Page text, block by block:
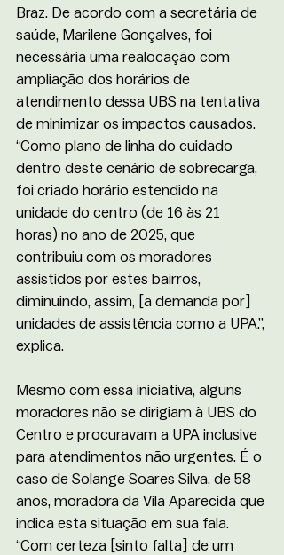
Braz. De acordo com a secretária de
saúde, Marilene Gonçalves, foi
necessária uma realocação com
ampliação dos horários de
atendimento dessa UBS na tentativa
de minimizar os impactos causados.
“Como plano de linha do cuidado
dentro deste cenário de sobrecarga,
foi criado horário estendido na
unidade do centro (de 16 às 21
horas) no ano de 2025, que
contribuiu com os moradores
assistidos por estes bairros,
diminuindo, assim, [a demanda por]
unidades de assistência como a UPA.”,
explica.
Mesmo com essa iniciativa, alguns
moradores não se dirigiam à UBS do
Centro e procuravam a UPA inclusive
para atendimentos não urgentes. É o
caso de Solange Soares Silva, de 58
anos, moradora da Vila Aparecida que
indica esta situação em sua fala.
“Com certeza [sinto falta] de um